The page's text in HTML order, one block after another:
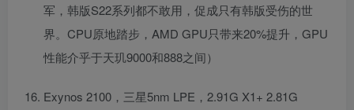
军，韩版S22系列都不敢用，促成只有韩版受伤的世
界。CPU原地踏步，AMD GPU只带来20%提升，GPU
性能介乎于天玑9000和888之间）
Exynos 2100，三星5nm LPE，2.91G X1+ 2.81G